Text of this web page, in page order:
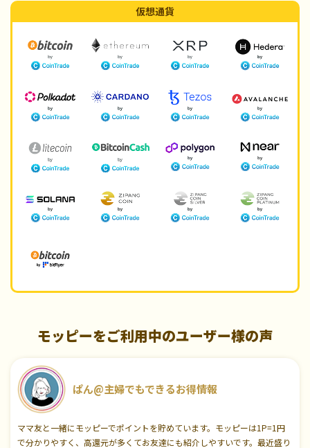
仮想通貨
モッピーをご利用中のユーザー様の声
ぱん@主婦でもできるお得情報
ママ友と一緒にモッピーでポイントを貯めています。モッピーは1P=1円
で分かりやすく、高還元が多くてお友達にも紹介しやすいです。最近盛り